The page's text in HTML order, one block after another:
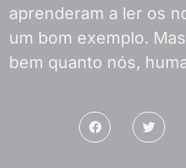
aprenderam a ler os
um bom exemplo.
bem quanto nós,